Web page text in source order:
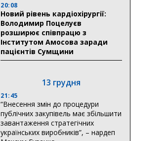
20:08
Новий рівень кардіохірургії:
Володимир Поцелуєв
розширює співпрацю з
Інститутом Амосова заради
пацієнтів Сумщини
13 грудня
21:45
“Внесення змін до процедури
публічних закупівель має збільшити
завантаження стратегічних
українських виробників”, – нардеп